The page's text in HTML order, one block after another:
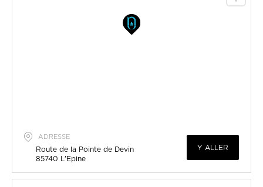
ADRESSE
Route de la Pointe de Devin
85740 L'Epine
Y ALLER